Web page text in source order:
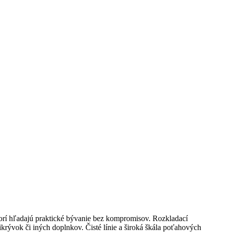
hľadajú praktické bývanie bez kompromisov. Rozkladací
či iných doplnkov. Čisté línie a široká škála poťahových